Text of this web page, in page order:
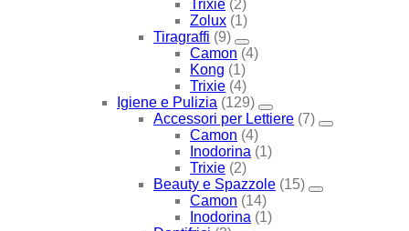
Trixie (2)
Zolux (1)
Tiragraffi (9)
Camon (4)
Kong (1)
Trixie (4)
Igiene e Pulizia (129)
Accessori per Lettiere (7)
Camon (4)
Inodorina (1)
Trixie (2)
Beauty e Spazzole (15)
Camon (14)
Inodorina (1)